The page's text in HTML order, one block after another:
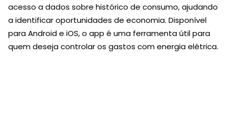
acesso a dados sobre histórico de consumo, ajudando
a identificar oportunidades de economia. Disponível
para Android e iOS, o app é uma ferramenta útil para
quem deseja controlar os gastos com energia elétrica.